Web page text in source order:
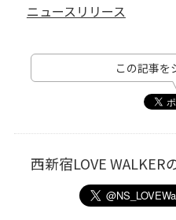
ニュースリリース
この記事を
西新宿LOVE WALKER